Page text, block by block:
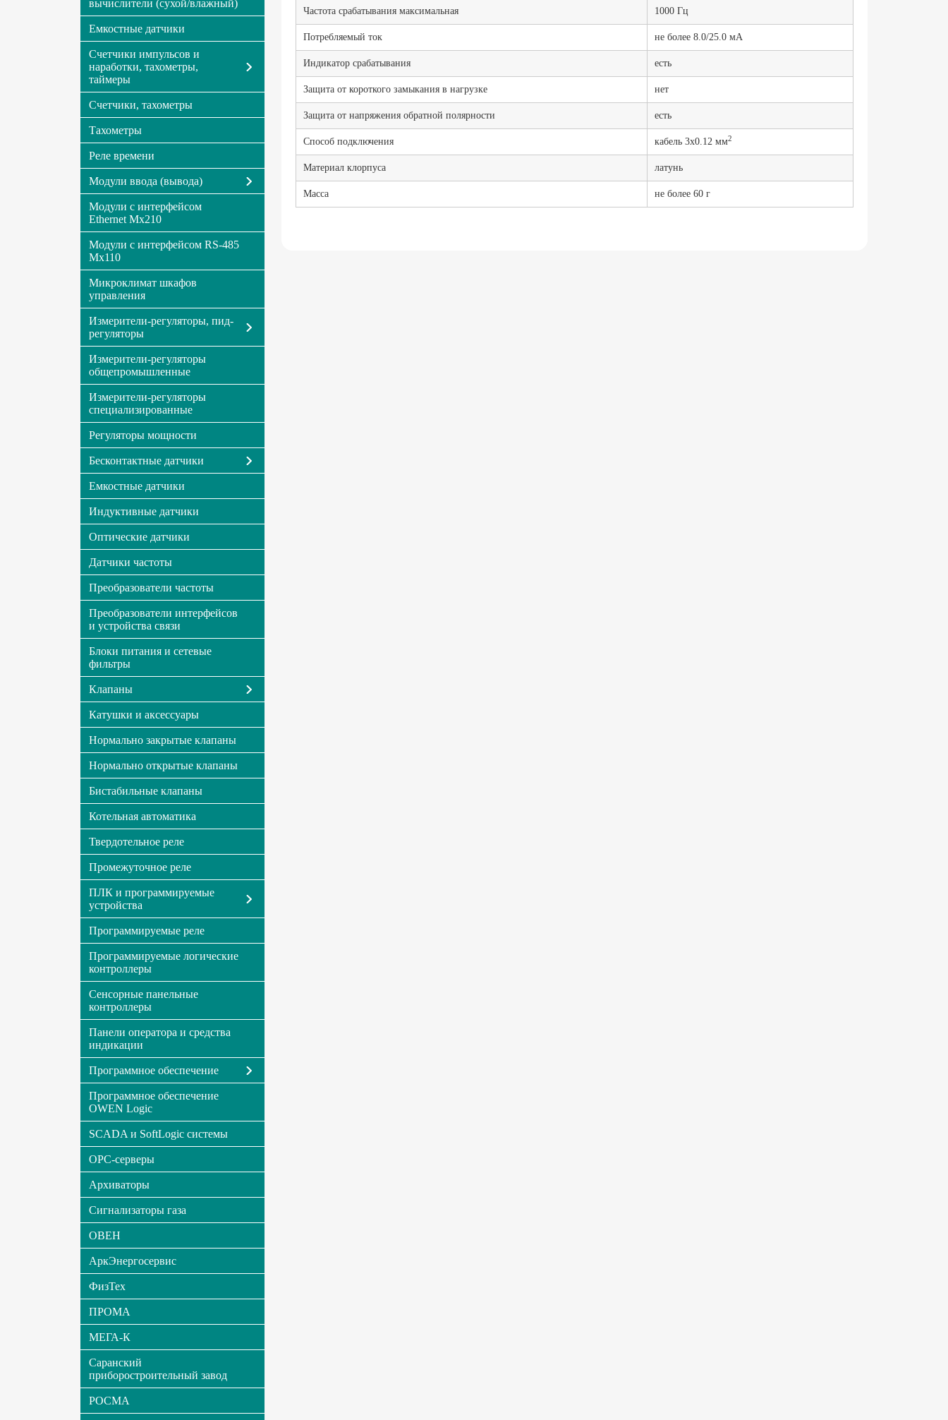
вычислители (сухой/влажный)
Емкостные датчики
Счетчики импульсов и
наработки, тахометры,
таймеры
Счетчики, тахометры
Тахометры
Реле времени
Модули ввода (вывода)
Модули с интерфейсом
Ethernet Мх210
Модули с интерфейсом RS-485
Мх110
Микроклимат шкафов
управления
Измерители-регуляторы, пид-
регуляторы
Измерители-регуляторы
общепромышленные
Измерители-регуляторы
специализированные
Регуляторы мощности
Бесконтактные датчики
Емкостные датчики
Индуктивные датчики
Оптические датчики
Датчики частоты
Преобразователи частоты
Преобразователи интерфейсов
и устройства связи
Блоки питания и сетевые
фильтры
Клапаны
Катушки и аксессуары
Нормально закрытые клапаны
Нормально открытые клапаны
Бистабильные клапаны
Котельная автоматика
Твердотельное реле
Промежуточное реле
ПЛК и программируемые
устройства
Программируемые реле
Программируемые логические
контроллеры
Сенсорные панельные
контроллеры
Панели оператора и средства
индикации
Программное обеспечение
Программное обеспечение
OWEN Logic
SCADA и SoftLogic системы
OPC-серверы
Архиваторы
Сигнализаторы газа
ОВЕН
АркЭнергосервис
ФизТех
ПРОМА
МЕГА-К
Саранский
приборостроительный завод
РОСМА
Частота срабатывания максимальная 1000 Гц
Потребляемый ток не более 8.0/25.0 мА
Индикатор срабатывания есть
Защита от короткого замыкания в нагрузке нет
Защита от напряжения обратной полярности есть
Способ подключения кабель 3х0.12 мм2
Материал клорпуса латунь
Масса не более 60 г